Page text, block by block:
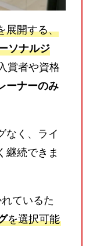
展開する、
ソナルジ
賞者や資格
ーナーのみ
なく、ライ
継続できま
ているた
を選択可能